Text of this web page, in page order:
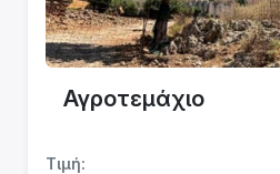
Αγροτεμάχιο
Τιμή: